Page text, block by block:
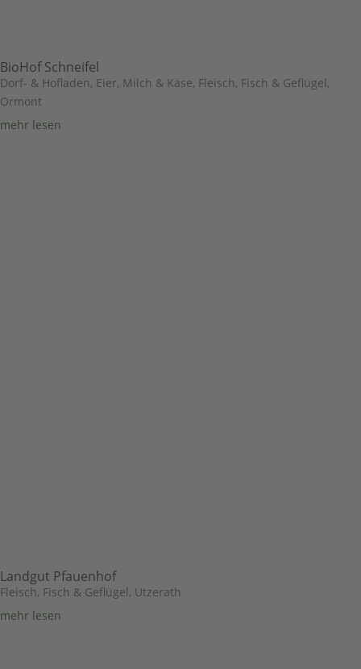
BioHof Schneifel
Dorf- & Hofladen, Eier, Milch & Käse, Fleisch, Fisch & Geflügel,
Ormont
mehr lesen
Landgut Pfauenhof
Fleisch, Fisch & Geflügel, Utzerath
mehr lesen